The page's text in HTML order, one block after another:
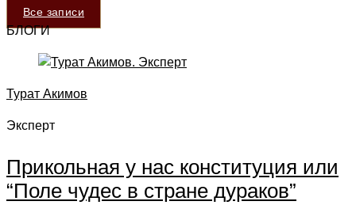
Все записи
БЛОГИ
Турат Акимов
Эксперт
Прикольная у нас конституция или
“Поле чудес в стране дураков”